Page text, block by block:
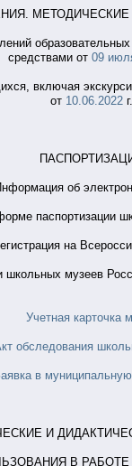
средствами от09
включая
от 10.06.2022 г.
об
паспортизации
на
школьных музеев
Учетная карточка
обследования
в
И
В